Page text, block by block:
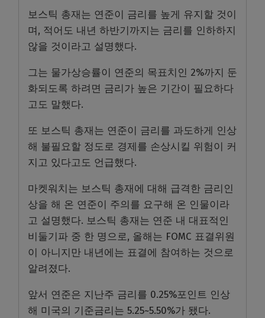
보스틱 총재는 연준이 금리를 높게 유지할 것이
며, 적어도 내년 하반기까지는 금리를 인하하지
않을 것이라고 설명했다.
그는 물가상승률이 연준의 목표치인 2%까지 둔
화되도록 하려면 금리가 높은 기간이 필요하다
고도 말했다.
또 보스틱 총재는 연준이 금리를 과도하게 인상
해 불필요할 정도로 경제를 손상시킬 위험이 커
지고 있다고도 언급했다.
마켓워치는 보스틱 총재에 대해 급격한 금리인
상을 해 온 연준이 주의를 요구해 온 인물이라
고 설명했다. 보스틱 총재는 연준 내 대표적인
비둘기파 중 한 명으로, 올해는 FOMC 표결위원
이 아니지만 내년에는 표결에 참여하는 것으로
알려졌다.
앞서 연준은 지난주 금리를 0.25%포인트 인상
해 미국의 기준금리는 5.25~5.50%가 됐다.